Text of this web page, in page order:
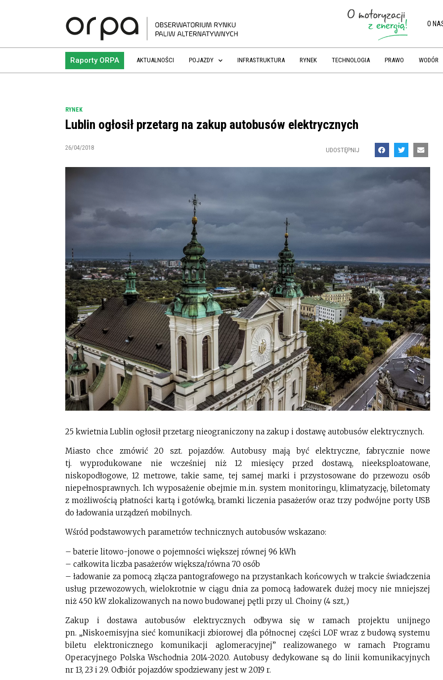
O
Raporty ORPA AKTUALNOŚCI POJAZDY INFRASTRUKTURA RYNEK TECHNOLOGIA PRAWO WODÓR
RYNEK
Lublin ogłosił przetarg na zakup autobusów elektrycznych
26/04/2018 UDOSTĘPNIJ
25 kwietnia Lublin ogłosił przetarg nieograniczony na zakup i dostawę autobusów elektrycznych.
Miasto chce zmówić 20 szt. pojazdów. Autobusy mają być elektryczne, fabrycznie nowe
tj. wyprodukowane nie wcześniej niż 12 miesięcy przed dostawą, nieeksploatowane,
niskopodłogowe, 12 metrowe, takie same, tej samej marki i przystosowane do przewozu osób
niepełnosprawnych. Ich wyposażenie obejmie m.in. system monitoringu, klimatyzację, biletomaty
z możliwością płatności kartą i gotówką, bramki liczenia pasażerów oraz trzy podwójne porty USB
do ładowania urządzeń mobilnych.
Wśród podstawowych parametrów technicznych autobusów wskazano:
– baterie litowo-jonowe o pojemności większej równej 96 kWh
– całkowita liczba pasażerów większa/równa 70 osób
– ładowanie za pomocą złącza pantografowego na przystankach końcowych w trakcie świadczenia
usług przewozowych, wielokrotnie w ciągu dnia za pomocą ładowarek dużej mocy nie mniejszej
niż 450 kW zlokalizowanych na nowo budowanej pętli przy ul. Choiny (4 szt,.)
Zakup i dostawa autobusów elektrycznych odbywa się w ramach projektu unijnego
pn. „Niskoemisyjna sieć komunikacji zbiorowej dla północnej części LOF wraz z budową systemu
biletu elektronicznego komunikacji aglomeracyjnej” realizowanego w ramach Programu
Operacyjnego Polska Wschodnia 2014-2020. Autobusy dedykowane są do linii komunikacyjnych
nr 13, 23 i 29. Odbiór pojazdów spodziewany jest w 2019 r.